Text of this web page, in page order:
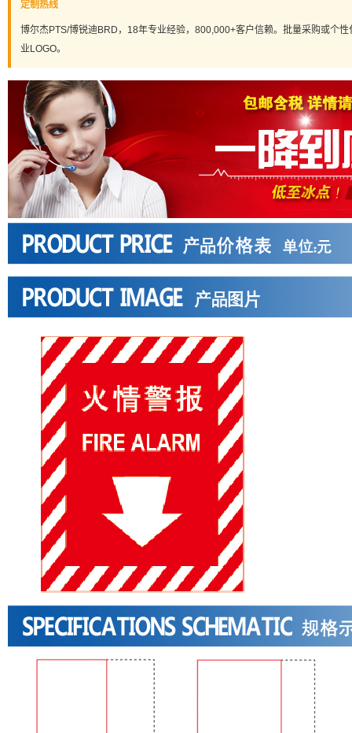
定制热线
博尔杰PTS/博锐迪BRD，18年专业经验，800,000+客户信赖。批量采购或个
业LOGO。